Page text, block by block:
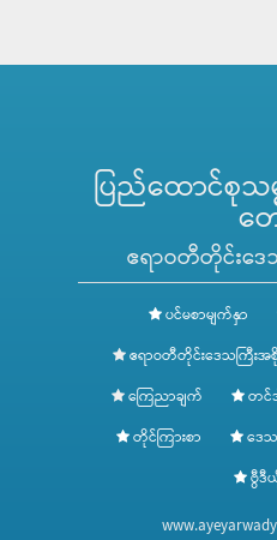
ပြည်ထောင်စုသ
တ
ဧရာဝတီတိုင်းဒ
ပင်မစာမျက်နှာ
ဧရာဝတီတိုင်းဒေသကြီးအ
ကြေညာချက်
တင်ဒ
တိုင်ကြားစာ
ဒေသ
ဗွီဒီယို